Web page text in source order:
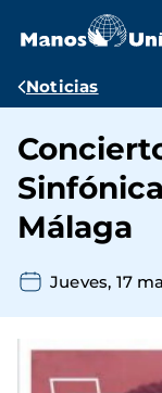
contenido
Ruta
Noticias
Málaga
Jueves, 17